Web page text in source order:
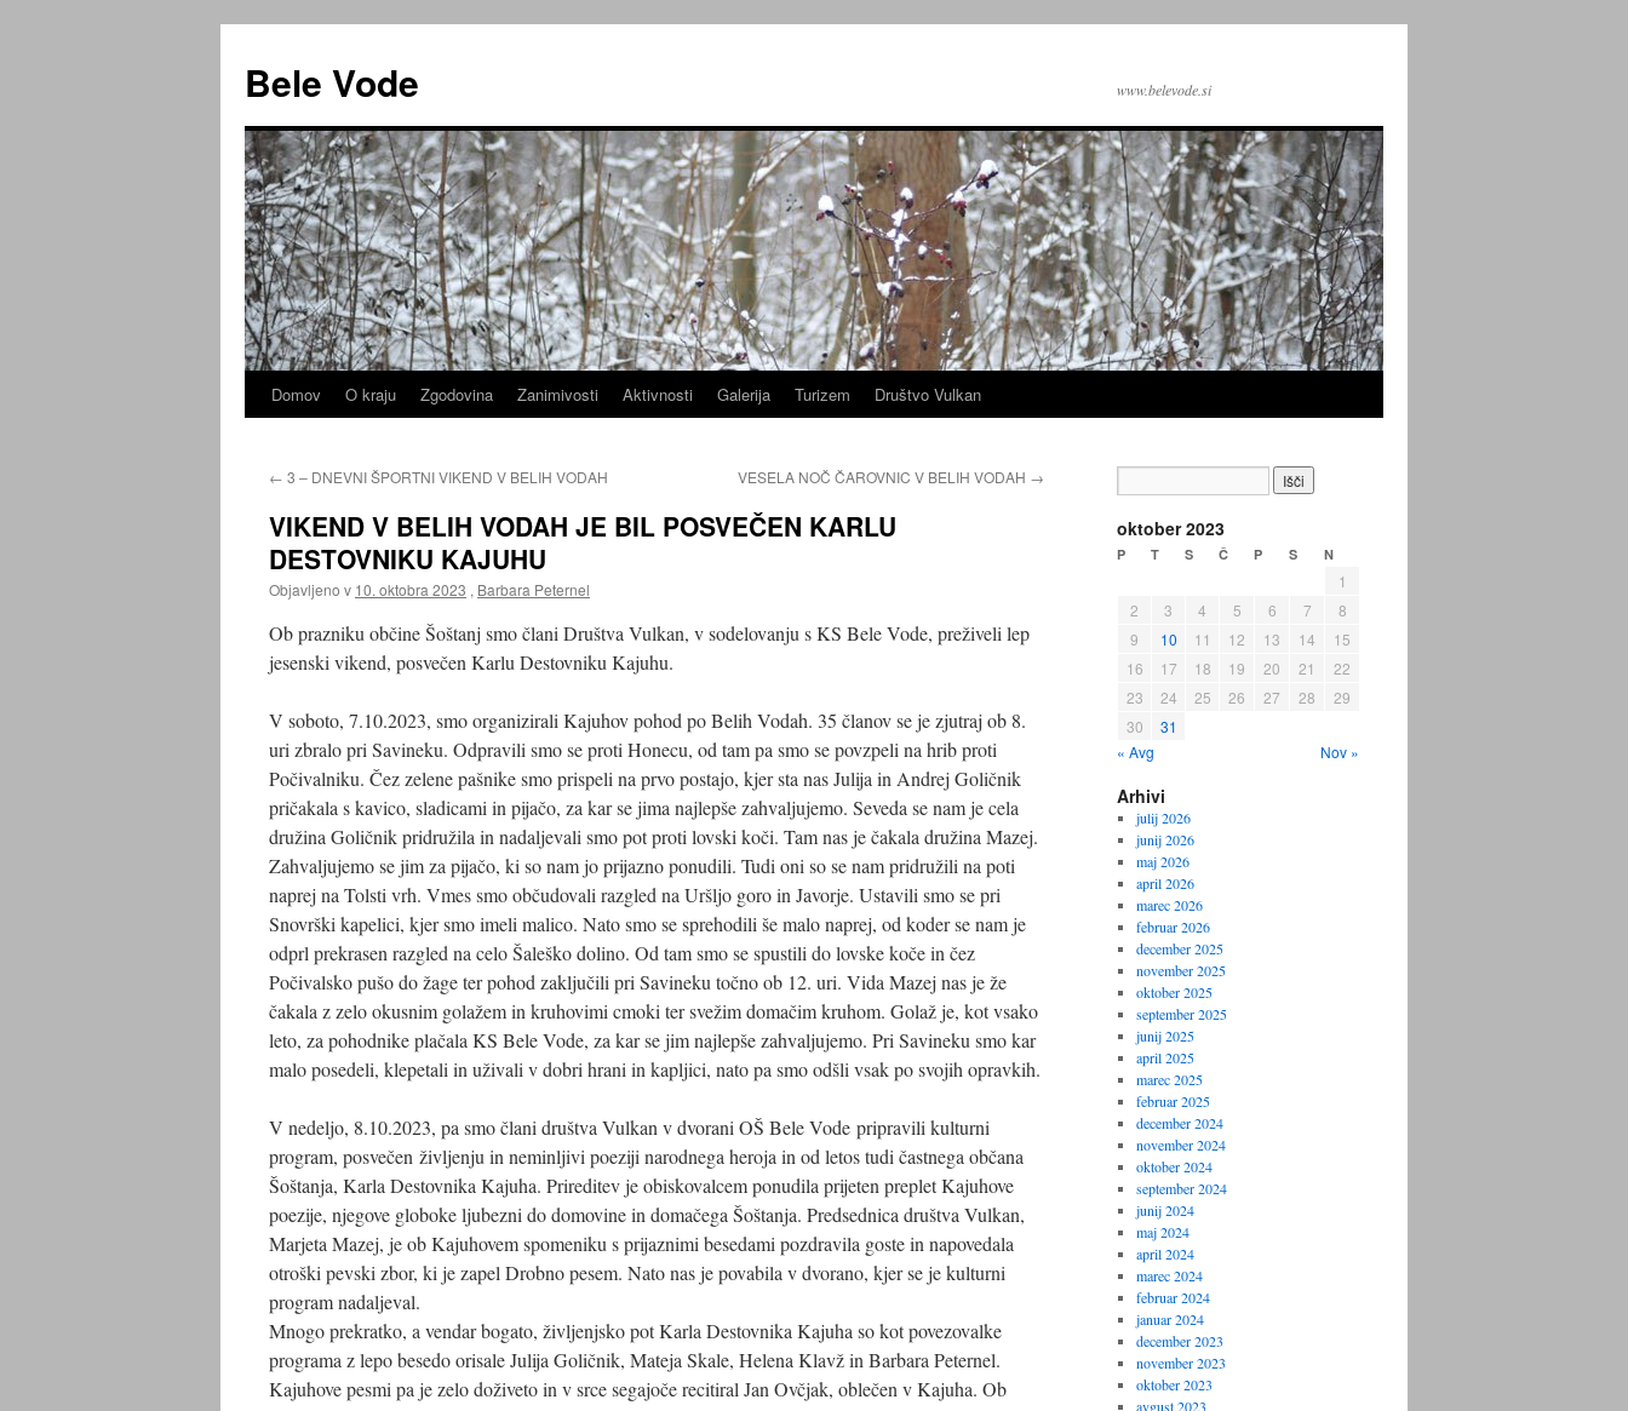
vsebino
Bele Vode www.belevode.si
Domov O kraju Zgodovina Zanimivosti Aktivnosti Galerija Turizem Društvo Vulkan
← 3 – DNEVNI ŠPORTNI VIKEND V BELIH VODAH VESELA NOČ ČAROVNIC V BELIH VODAH →
VIKEND V BELIH VODAH JE BIL POSVEČEN KARLU
DESTOVNIKU KAJUHU
Objavljeno v 10. oktobra 2023 , Barbara Peternel
Ob prazniku občine Šoštanj smo člani Društva Vulkan, v sodelovanju s KS Bele Vode, preživeli lep
jesenski vikend, posvečen Karlu Destovniku Kajuhu.
V soboto, 7.10.2023, smo organizirali Kajuhov pohod po Belih Vodah. 35 članov se je zjutraj ob 8.
uri zbralo pri Savineku. Odpravili smo se proti Honecu, od tam pa smo se povzpeli na hrib proti
Počivalniku. Čez zelene pašnike smo prispeli na prvo postajo, kjer sta nas Julija in Andrej Goličnik
pričakala s kavico, sladicami in pijačo, za kar se jima najlepše zahvaljujemo. Seveda se nam je cela
družina Goličnik pridružila in nadaljevali smo pot proti lovski koči. Tam nas je čakala družina Mazej.
Zahvaljujemo se jim za pijačo, ki so nam jo prijazno ponudili. Tudi oni so se nam pridružili na poti
naprej na Tolsti vrh. Vmes smo občudovali razgled na Uršljo goro in Javorje. Ustavili smo se pri
Snovrški kapelici, kjer smo imeli malico. Nato smo se sprehodili še malo naprej, od koder se nam je
odprl prekrasen razgled na celo Šaleško dolino. Od tam smo se spustili do lovske koče in čez
Počivalsko pušo do žage ter pohod zaključili pri Savineku točno ob 12. uri. Vida Mazej nas je že
čakala z zelo okusnim golažem in kruhovimi cmoki ter svežim domačim kruhom. Golaž je, kot vsako
leto, za pohodnike plačala KS Bele Vode, za kar se jim najlepše zahvaljujemo. Pri Savineku smo kar
malo posedeli, klepetali in uživali v dobri hrani in kapljici, nato pa smo odšli vsak po svojih opravkih.
V nedeljo, 8.10.2023, pa smo člani društva Vulkan v dvorani OŠ Bele Vode pripravili kulturni
program, posvečen življenju in neminljivi poeziji narodnega heroja in od letos tudi častnega občana
Šoštanja, Karla Destovnika Kajuha. Prireditev je obiskovalcem ponudila prijeten preplet Kajuhove
poezije, njegove globoke ljubezni do domovine in domačega Šoštanja. Predsednica društva Vulkan,
Marjeta Mazej, je ob Kajuhovem spomeniku s prijaznimi besedami pozdravila goste in napovedala
otroški pevski zbor, ki je zapel Drobno pesem. Nato nas je povabila v dvorano, kjer se je kulturni
program nadaljeval.
Mnogo prekratko, a vendar bogato, življenjsko pot Karla Destovnika Kajuha so kot povezovalke
programa z lepo besedo orisale Julija Goličnik, Mateja Skale, Helena Klavž in Barbara Peternel.
Kajuhove pesmi pa je zelo doživeto in v srce segajoče recitiral Jan Ovčjak, oblečen v Kajuha. Ob
oktober 2023
P T S Č P S N
1
2
3 4 5 6 7
8
9
10 11 12 13 14
15
16
17 18 19 20 21
22
23
24 25 26 27 28
29
30
31
« Avg
Nov »
Arhivi
julij 2026
junij 2026
maj 2026
april 2026
marec 2026
februar 2026
december 2025
november 2025
oktober 2025
september 2025
junij 2025
april 2025
marec 2025
februar 2025
december 2024
november 2024
oktober 2024
september 2024
junij 2024
maj 2024
april 2024
marec 2024
februar 2024
januar 2024
december 2023
november 2023
oktober 2023
avgust 2023